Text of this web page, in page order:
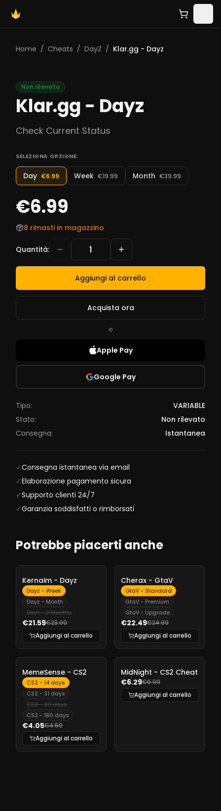
Home / Cheats / DayZ / Klar.gg - Dayz
Non rilevato
Klar.gg - Dayz
Check Current Status
SELEZIONA OPZIONE:
Day €6.99 Week €19.99 Month €39.99
€6.99
8 rimasti in magazzino
Quantità:
Aggiungi al carrello
Acquista ora
o
Apple Pay
Google Pay
Tipo:
VARIABLE
Stato:
Non rilevato
Consegna:
Istantanea
✓Consegna istantanea via email
✓Elaborazione pagamento sicura
✓Supporto clienti 24/7
✓Garanzia soddisfatti o rimborsati
Potrebbe piacerti anche
Kernaim - Dayz
Dayz - Week
Dayz - Month
Dayz - 3 Months
€21.59€23.99
Aggiungi al carrello
-
Cherax - GtaV
GtaV - Standard
GtaV - Premium
GtaV - Upgrade
€22.49€24.99
Aggiungi al carrello
MemeSense - CS2
CS2 - 14 days
CS2 - 31 days
CS2 - 90 days
CS2 - 180 days
€4.05€4.50
Aggiungi al carrello
- 10%
MidNight - CS2 Cheat
€6.29€6.99
Aggiungi al carrello